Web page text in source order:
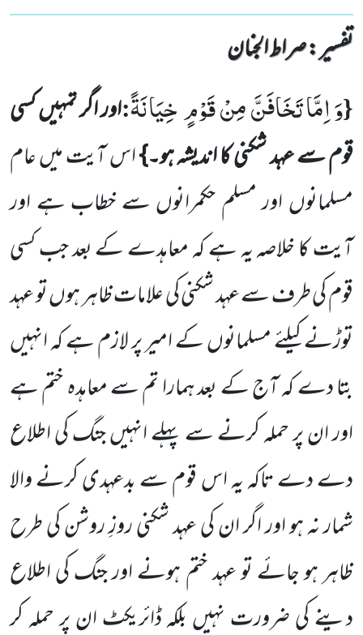
تفسیر : ‎صراط الجنان
{وَ اِمَّا تَخَافَنَّ مِنْ قَوْمٍ خِیَانَةً:اور اگر تمہیں کسی
قوم سے عہد شکنی کا اندیشہ ہو۔}اس آیت میں عام
مسلمانوں اور مسلمحکمرانوں سے خطاب ہے اور
آیت کا خلاصہ یہ ہے کہ معاہدے کے بعد جب کسی
قوم کی طرف سے عہد شکنی کی علامات ظاہرہوں تو عہد
توڑنے کیلئے مسلمانوں کے امیر پر لازم ہے کہ انہیں
بتا دے کہ آج کے بعد ہمارا تم سے معاہدہ ختم ہے
اور ان پر حملہکرنے سے پہلے انہیں جنگ کی اطلاع
دے دے تاکہ یہ اس قوم سے بدعہدی کرنے والا
شمار نہ ہو اور اگر ان کی عہد شکنی روزِ روشنکی طرح
ظاہر ہو جائے تو عہد ختمہونے اور جنگ کی اطلاع
دینے کی ضرورت نہیں بلکہ ڈائریکٹ ان پر حملہ کر